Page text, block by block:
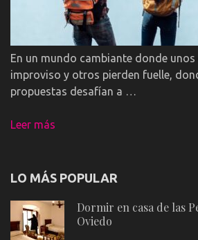
En un mundo cambiante donde
improviso y otros pierden fuelle,
propuestas desafían a …
Leer más
LO MÁS POPULAR
Dormir en casa de las
Oviedo